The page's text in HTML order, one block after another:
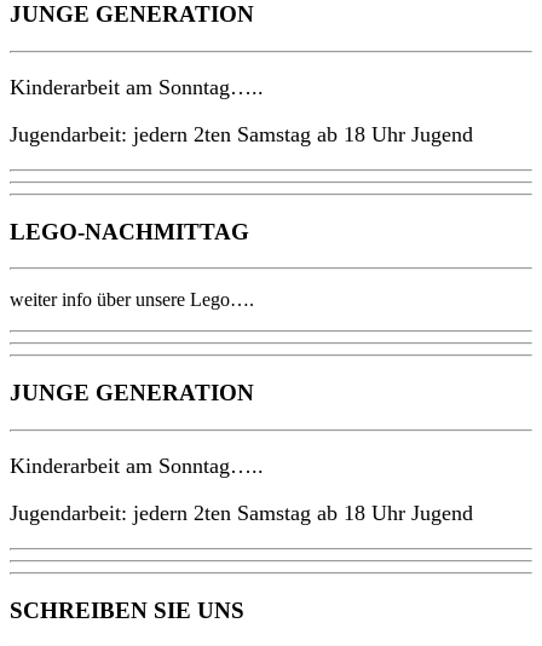
JUNGE GENERATION
Kinderarbeit am Sonntag…..
Jugendarbeit: jedern 2ten Samstag ab 18 Uhr Jugend
LEGO-NACHMITTAG
weiter info über unsere Lego….
JUNGE GENERATION
Kinderarbeit am Sonntag…..
Jugendarbeit: jedern 2ten Samstag ab 18 Uhr Jugend
SCHREIBEN SIE UNS